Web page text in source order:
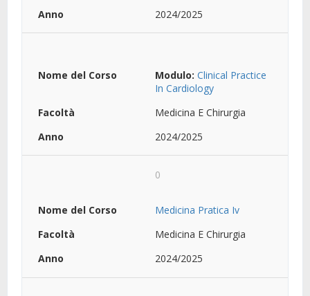
2024/2025
Modulo: Clinical Practice
In Cardiology
Medicina E Chirurgia
2024/2025
0
Medicina Pratica Iv
Medicina E Chirurgia
2024/2025